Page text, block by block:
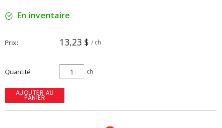
En inventaire
Prix 13,23 $ / ch
Quantité ch
AJOUTER AU
PANIER